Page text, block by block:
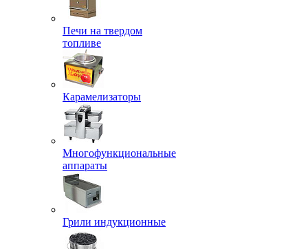
Печи на твердом
топливе
Карамелизаторы
Многофункциональные
аппараты
Грили индукционные